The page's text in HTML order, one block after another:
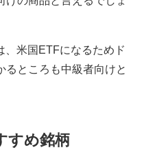
、米国ETFになるためド
るところも中級者向けと
すめ銘柄